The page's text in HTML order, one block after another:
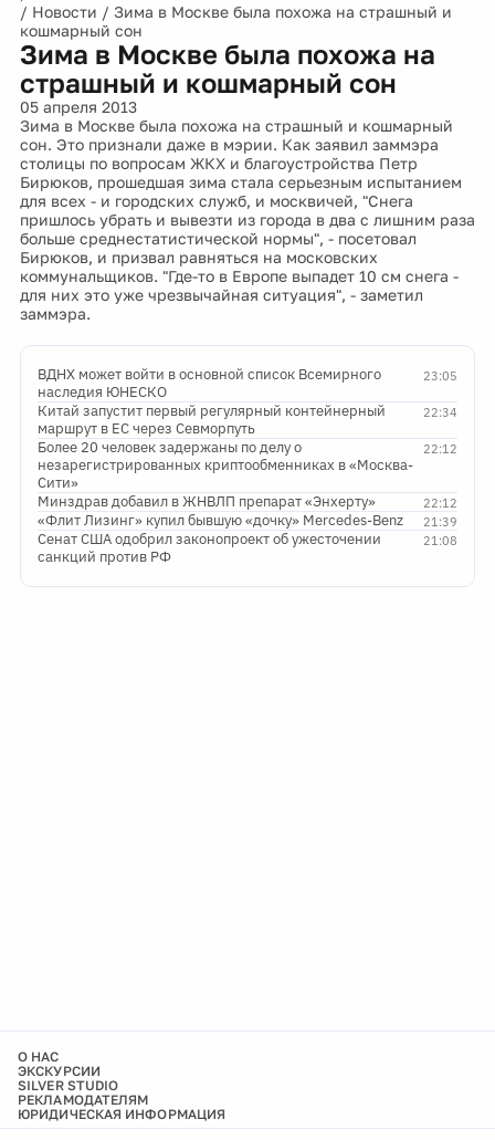
/ Новости / Зима в Москве была похожа на страшный и
кошмарный сон
Зима в Москве была похожа на
страшный и кошмарный сон
05 апреля 2013
Зима в Москве была похожа на страшный и кошмарный
сон. Это признали даже в мэрии. Как заявил заммэра
столицы по вопросам ЖКХ и благоустройства Петр
Бирюков, прошедшая зима стала серьезным испытанием
для всех - и городских служб, и москвичей, "Снега
пришлось убрать и вывезти из города в два с лишним раза
больше среднестатистической нормы", - посетовал
Бирюков, и призвал равняться на московских
коммунальщиков. "Где-то в Европе выпадет 10 см снега -
для них это уже чрезвычайная ситуация", - заметил
заммэра.
23:05
ВДНХ может войти в основной список Всемирного
наследия ЮНЕСКО
22:34
Китай запустит первый регулярный контейнерный
маршрут в ЕС через Севморпуть
22:12
Более 20 человек задержаны по делу о
незарегистрированных криптообменниках в «Москва-
Сити»
22:12
Минздрав добавил в ЖНВЛП препарат «Энхерту»
21:39
«Флит Лизинг» купил бывшую «дочку» Mercedes-Benz
21:08
Сенат США одобрил законопроект об ужесточении
санкций против РФ
О НАС
ЭКСКУРСИИ
SILVER STUDIO
РЕКЛАМОДАТЕЛЯМ
ЮРИДИЧЕСКАЯ ИНФОРМАЦИЯ